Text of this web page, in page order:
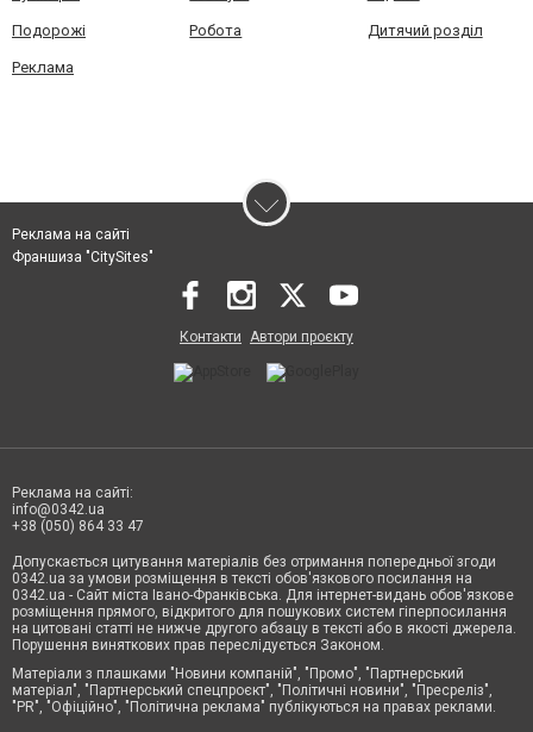
Подорожі Робота Дитячий розділ
Реклама
Реклама на сайті
Франшиза "CitySites"
Контакти Автори проєкту
Реклама на сайті:
info@0342.ua
+38 (050) 864 33 47
Допускається цитування матеріалів без отримання попередньої згоди
0342.ua за умови розміщення в тексті обов'язкового посилання на
0342.ua - Сайт міста Івано-Франківська. Для інтернет-видань обов'язкове
розміщення прямого, відкритого для пошукових систем гіперпосилання
на цитовані статті не нижче другого абзацу в тексті або в якості джерела.
Порушення виняткових прав переслідується Законом.
Матеріали з плашками "Новини компаній", "Промо", "Партнерський
матеріал", "Партнерський спецпроєкт", "Політичні новини", "Пресреліз",
"PR", "Офіційно", "Політична реклама" публікуються на правах реклами.